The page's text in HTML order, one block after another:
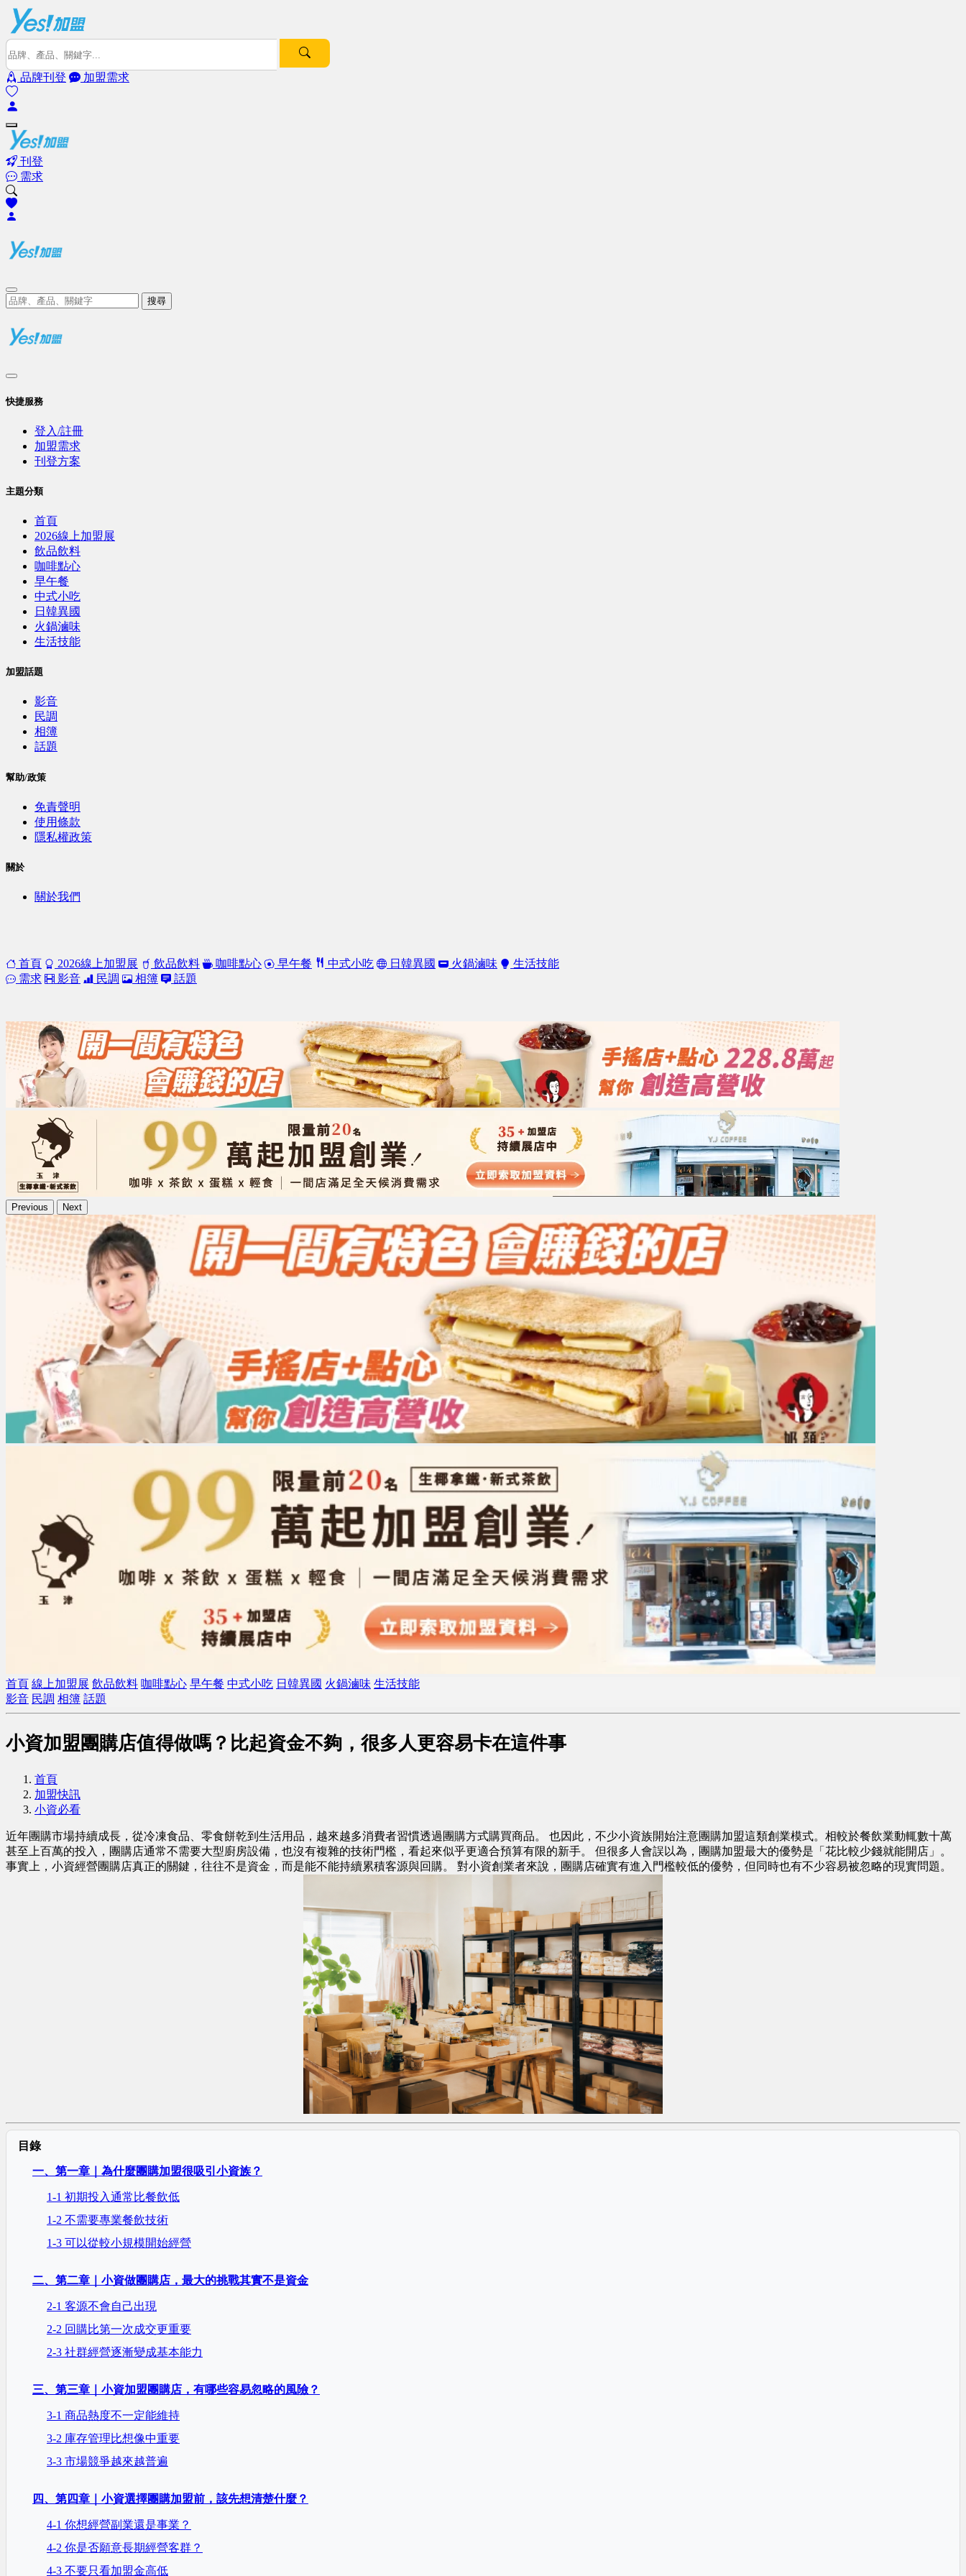
品牌刊登 加盟需求
刊登
需求
搜尋
快捷服務
登入/註冊
加盟需求
刊登方案
主題分類
首頁
2026線上加盟展
飲品飲料
咖啡點心
早午餐
中式小吃
日韓異國
火鍋滷味
生活技能
加盟話題
影音
民調
相簿
話題
幫助/政策
免責聲明
使用條款
隱私權政策
關於
關於我們
首頁 2026線上加盟展 飲品飲料 咖啡點心 早午餐 中式小吃 日韓異國 火鍋滷味
生活技能
需求
影音 民調 相簿 話題
Previous Next
首頁 線上加盟展 飲品飲料 咖啡點心 早午餐 中式小吃 日韓異國 火鍋滷味 生活技能
影音 民調 相簿 話題
小資加盟團購店值得做嗎？比起資金不夠，很多人更容易卡在這件事
首頁
加盟快訊
小資必看
近年團購市場持續成長，從冷凍食品、零食餅乾到生活用品，越來越多消費者習慣透過團購方式購買商品。 也因此，不少小資族開始注意團購加盟這類創業模式。相較於餐飲業動輒數十萬
甚至上百萬的投入，團購店通常不需要大型廚房設備，也沒有複雜的技術門檻，看起來似乎更適合預算有限的新手。 但很多人會誤以為，團購加盟最大的優勢是「花比較少錢就能開店」。
事實上，小資經營團購店真正的關鍵，往往不是資金，而是能不能持續累積客源與回購。 對小資創業者來說，團購店確實有進入門檻較低的優勢，但同時也有不少容易被忽略的現實問題。
目錄
一、第一章｜為什麼團購加盟很吸引小資族？
1-1 初期投入通常比餐飲低
1-2 不需要專業餐飲技術
1-3 可以從較小規模開始經營
二、第二章｜小資做團購店，最大的挑戰其實不是資金
2-1 客源不會自己出現
2-2 回購比第一次成交更重要
2-3 社群經營逐漸變成基本能力
三、第三章｜小資加盟團購店，有哪些容易忽略的風險？
3-1 商品熱度不一定能維持
3-2 庫存管理比想像中重要
3-3 市場競爭越來越普遍
四、第四章｜小資選擇團購加盟前，該先想清楚什麼？
4-1 你想經營副業還是事業？
4-2 你是否願意長期經營客群？
4-3 不要只看加盟金高低